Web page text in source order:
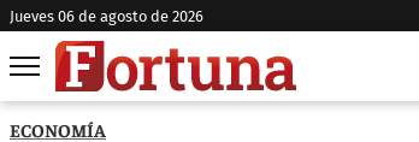
jueves 06 de agosto de 2026
ECONOMÍA